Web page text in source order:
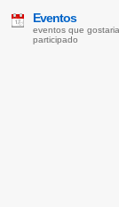
Eventos
eventos que
participado